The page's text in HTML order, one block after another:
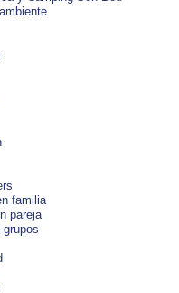
familia
pareja